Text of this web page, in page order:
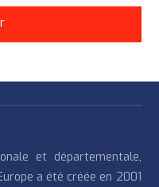
et départementale,
a été créée en 2001